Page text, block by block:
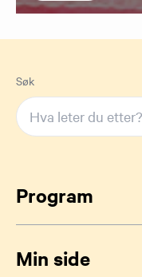
Søk
Program
Min side